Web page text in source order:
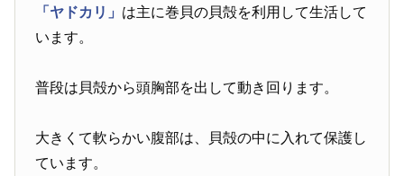
「ヤドカリ」 は主に巻貝の貝殻を利用して生活して
います。
普段は貝殻から頭胸部を出して動き回ります。
大きくて軟らかい腹部は、貝殻の中に入れて保護し
ています。